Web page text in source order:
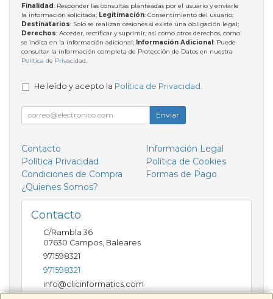
Finalidad: Responder las consultas planteadas por el usuario y enviarle
la información solicitada; Legitimación: Consentimiento del usuario;
Destinatarios: Solo se realizan cesiones si existe una obligación legal;
Derechos: Acceder, rectificar y suprimir, así como otros derechos, como
se indica en la información adicional; Información Adicional: Puede
consultar la información completa de Protección de Datos en nuestra
Política de Privacidad.
He leído y acepto la Política de Privacidad
Enviar
Contacto
Información Legal
Política Privacidad
Política de Cookies
Condiciones de Compra
Formas de Pago
¿Quienes Somos?
Contacto
C/Rambla 36
07630 Campos Baleares
971598321
971598321
info@clicinformatics.com